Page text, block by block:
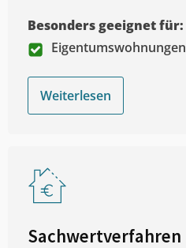
Besonders geeignet für:
Eigentumswohnungen
Weiterlesen
Sachwertverfahren